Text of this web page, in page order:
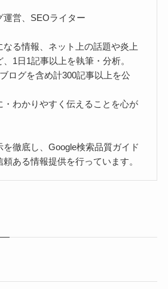
運営、SEOライター
る情報、ネット上の話題や炎上
1日1記事以上を執筆・分析。
ログを含め計300記事以上を公
・わかりやすく伝えることを心が
徹底し、Google検索品質ガイド
ある情報提供を行っています。